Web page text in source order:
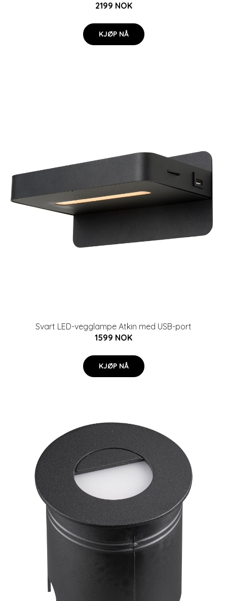
2199 NOK
KJØP NÅ
Svart LED-vegglampe Atkin med USB-port
1599 NOK
KJØP NÅ